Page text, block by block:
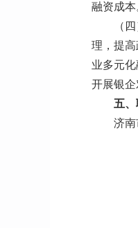
融资成本
（
理，提
业多元
开展银
五
济南